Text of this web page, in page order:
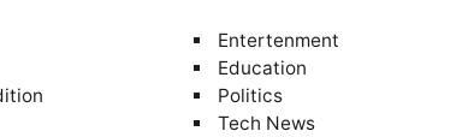
Entertenment
Education
Politics
Tech News